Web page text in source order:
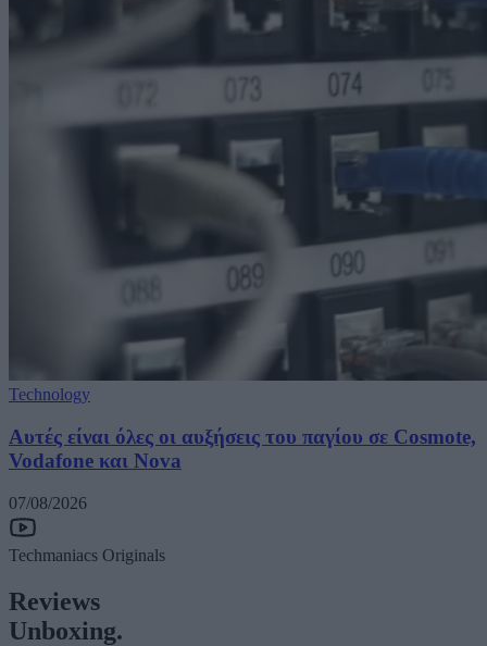
Technology
Αυτές είναι όλες οι αυξήσεις του παγίου σε Cosmote,
Vodafone και Nova
07/08/2026
Techmaniacs Originals
Reviews
Unboxing.